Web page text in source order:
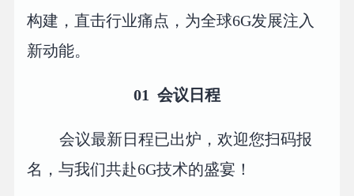
构建，直击行业痛点，为全球6G发展注入
新动能。
01 会议日程
会议最新日程已出炉，欢迎您扫码报
名，与我们共赴6G技术的盛宴！